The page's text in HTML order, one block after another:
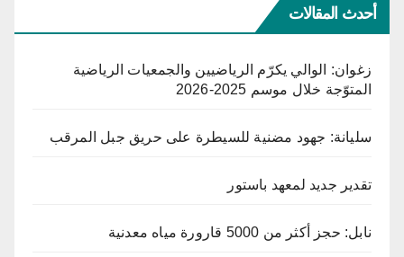
أحدث المقالات
زغوان: الوالي يكرّم الرياضيين والجمعيات الرياضية
المتوّجة خلال موسم 2025-2026
سليانة: جهود مضنية للسيطرة على حريق جبل المرقب
تقدير جديد لمعهد باستور
نابل: حجز أكثر من 5000 قارورة مياه معدنية